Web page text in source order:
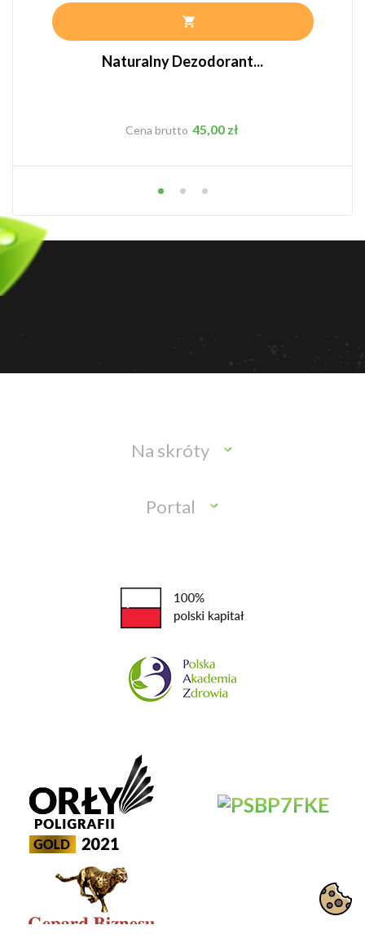
Naturalny Dezodorant...
Cena brutto Cena
45,00 zł
Na skróty
Portal